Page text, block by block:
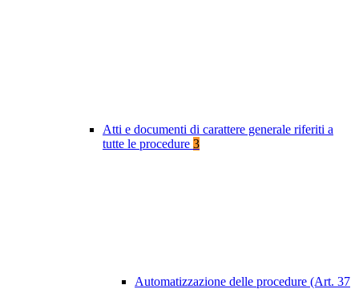
Atti e documenti di carattere generale riferiti a
tutte le procedure 3
Automatizzazione delle procedure (Art. 37